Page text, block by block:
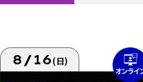
8/16(日)